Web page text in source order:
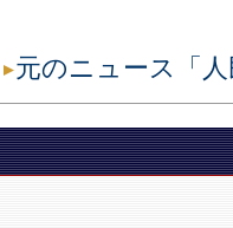
元のニュース「